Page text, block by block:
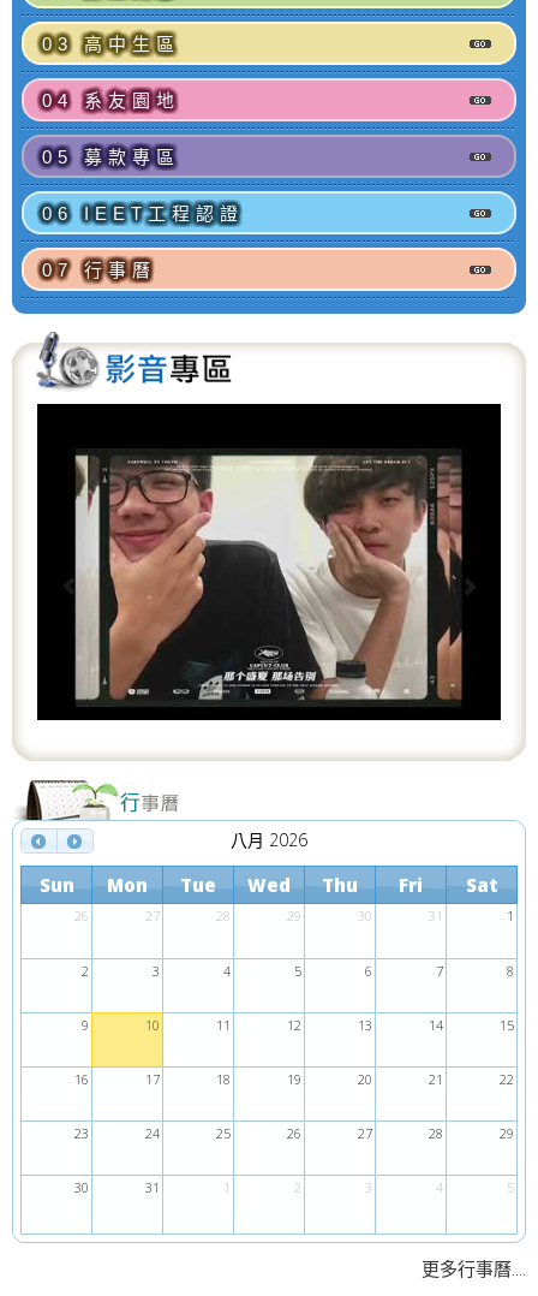
03 高中生區
04 系友園地
05 募款專區
06 IEET工程認證
07 行事曆
e
x
t
八月 2026
Sun Mon Tue Wed Thu Fri Sat
26 27 28 29 30 31 1
2 3 4 5 6 7 8
9 10 11 12 13 14 15
16 17 18 19 20 21 22
23 24 25 26 27 28 29
30 31 1 2 3 4 5
更多行事曆....